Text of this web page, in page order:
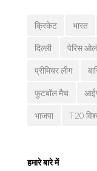
क्रिकेट भारत
दिल्ली पेरिस
प्रीमियर लीग
फुटबॉल मैच
भाजपा T20
हमारे बारे में